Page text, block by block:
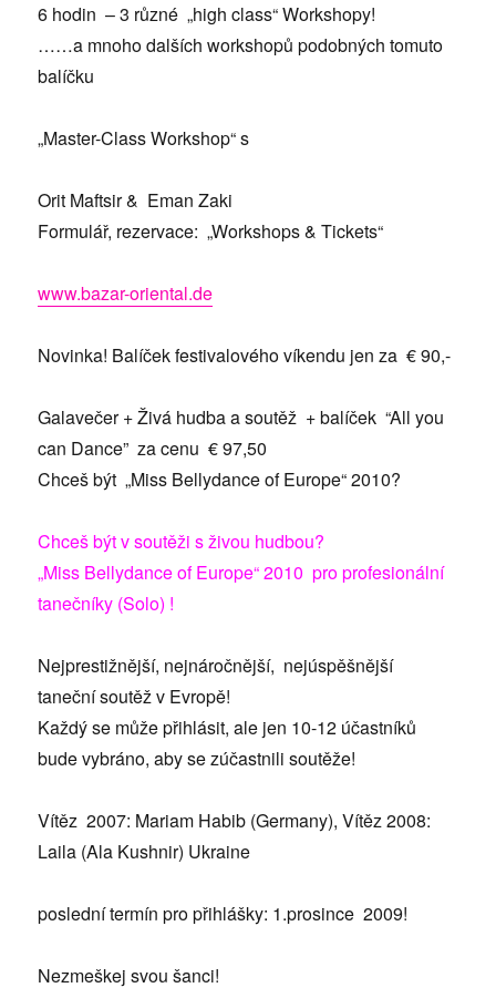
6 hodin – 3 různé „high class“ Workshopy!
……a mnoho dalších workshopů podobných tomuto
balíčku
„Master-Class Workshop“ s
Orit Maftsir & Eman Zaki
Formulář, rezervace: „Workshops & Tickets“
www.bazar-oriental.de
Novinka! Balíček festivalového víkendu jen za € 90,-
Galavečer + Živá hudba a soutěž + balíček “All you
can Dance” za cenu € 97,50
Chceš být „Miss Bellydance of Europe“ 2010?
Chceš být v soutěži s živou hudbou?
„Miss Bellydance of Europe“ 2010 pro profesionální
tanečníky (Solo) !
Nejprestižnější, nejnáročnější, nejúspěšnější
taneční soutěž v Evropě!
Každý se může přihlásit, ale jen 10-12 účastníků
bude vybráno, aby se zúčastnili soutěže!
Vítěz 2007: Mariam Habib (Germany), Vítěz 2008:
Laila (Ala Kushnir) Ukraine
poslední termín pro přihlášky: 1.prosince 2009!
Nezmeškej svou šanci!